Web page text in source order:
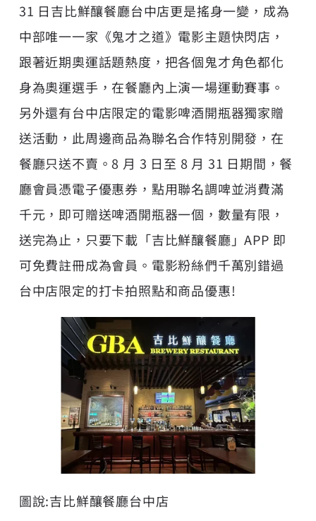
31 日吉比鮮釀餐廳台中店更是搖身一變，成為
中部唯一一家《鬼才之道》電影主題快閃店，
跟著近期奧運話題熱度，把各個鬼才角色都化
身為奧運選手，在餐廳內上演一場運動賽事。
另外還有台中店限定的電影啤酒開瓶器獨家贈
送活動，此周邊商品為聯名合作特別開發，在
餐廳只送不賣。8 月 3 日至 8 月 31 日期間，餐
廳會員憑電子優惠券，點用聯名調啤並消費滿
千元，即可贈送啤酒開瓶器一個，數量有限，
送完為止，只要下載「吉比鮮釀餐廳」APP 即
可免費註冊成為會員。電影粉絲們千萬別錯過
台中店限定的打卡拍照點和商品優惠!
圖說:吉比鮮釀餐廳台中店